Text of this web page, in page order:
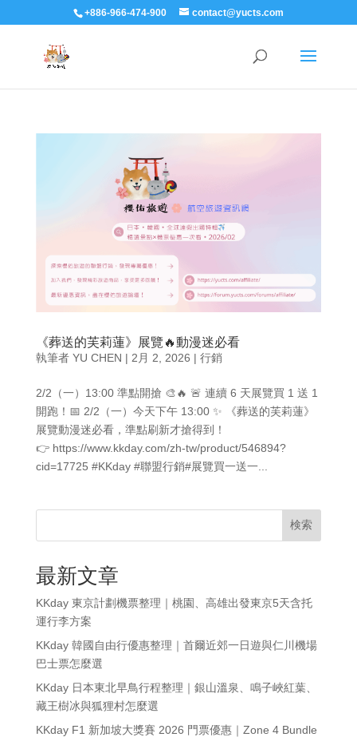
+886-966-474-900 contact@yucts.com
《葬送的芙莉蓮》展覽🔥動漫迷必看
執筆者 YU CHEN | 2月 2, 2026 | 行銷
2/2（一）13:00 準點開搶 🎨🔥 🚨 連續 6 天展覽買 1 送 1
開跑！📅 2/2（一）今天下午 13:00 ✨ 《葬送的芙莉蓮》
展覽動漫迷必看，準點刷新才搶得到！
👉 https://www.kkday.com/zh-tw/product/546894?
cid=17725 #KKday #聯盟行銷#展覽買一送一...
検索
最新文章
KKday 東京計劃機票整理｜桃園、高雄出發東京5天含托
運行李方案
KKday 韓國自由行優惠整理｜首爾近郊一日遊與仁川機場
巴士票怎麼選
KKday 日本東北早鳥行程整理｜銀山溫泉、鳴子峽紅葉、
藏王樹冰與狐狸村怎麼選
KKday F1 新加坡大獎賽 2026 門票優惠｜Zone 4 Bundle